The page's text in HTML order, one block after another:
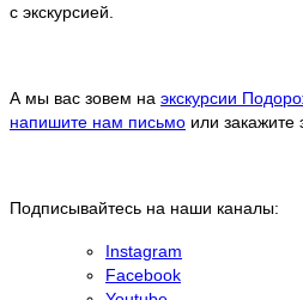
с экскурсией.
А мы вас зовем на экскурсии
напишите нам письмо или закажите
Подписывайтесь на наши каналы:
Instagram
Facebook